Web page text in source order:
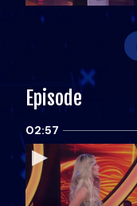
Episode
02:57